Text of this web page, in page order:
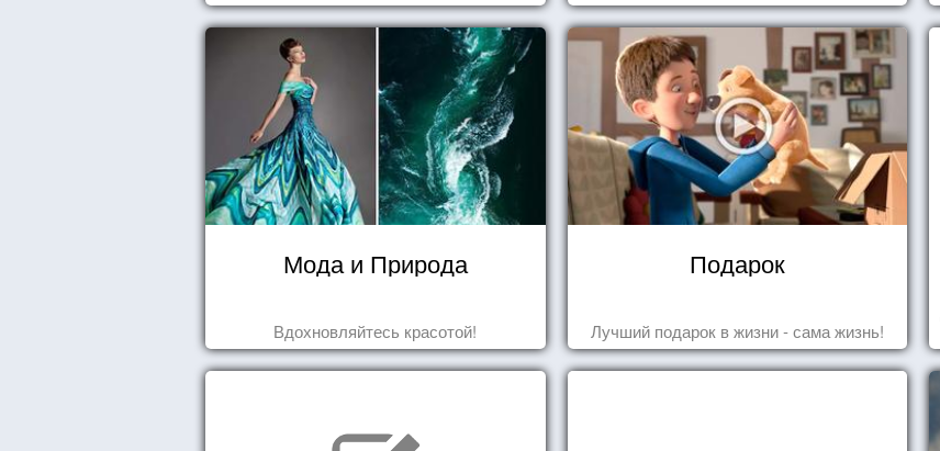
заставляет улыбнуться, удивиться,
восхититься...
Мода и Природа
Вдохновляйтесь красотой!
Подарок
Лучший подарок в жизни - сама жизнь!